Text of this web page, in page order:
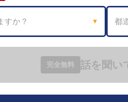
すか？ ▼ 都
完全無料 話を聞い